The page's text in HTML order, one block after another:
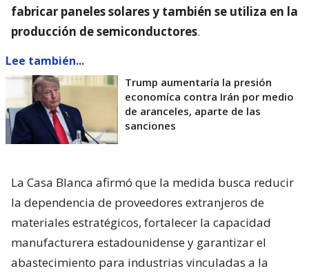
fabricar paneles solares y también se utiliza en la
producción de semiconductores.
Lee también...
Trump aumentaría la presión
economíca contra Irán por medio
de aranceles, aparte de las
sanciones
La Casa Blanca afirmó que la medida busca reducir
la dependencia de proveedores extranjeros de
materiales estratégicos, fortalecer la capacidad
manufacturera estadounidense y garantizar el
abastecimiento para industrias vinculadas a la